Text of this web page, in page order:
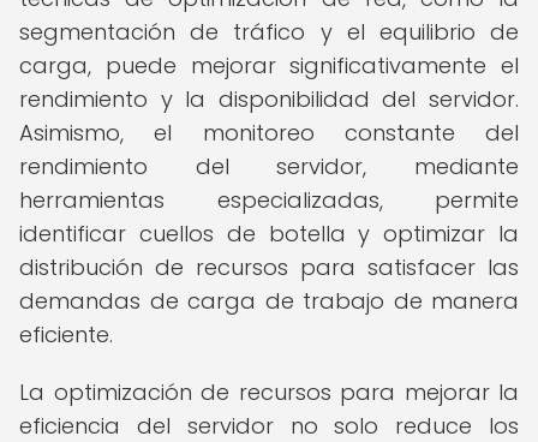
segmentación de tráfico y el equilibrio de
carga, puede mejorar significativamente el
rendimiento y la disponibilidad del servidor.
Asimismo, el monitoreo constante del
rendimiento del servidor, mediante
herramientas especializadas, permite
identificar cuellos de botella y optimizar la
distribución de recursos para satisfacer las
demandas de carga de trabajo de manera
eficiente.
La optimización de recursos para mejorar la
eficiencia del servidor no solo reduce los